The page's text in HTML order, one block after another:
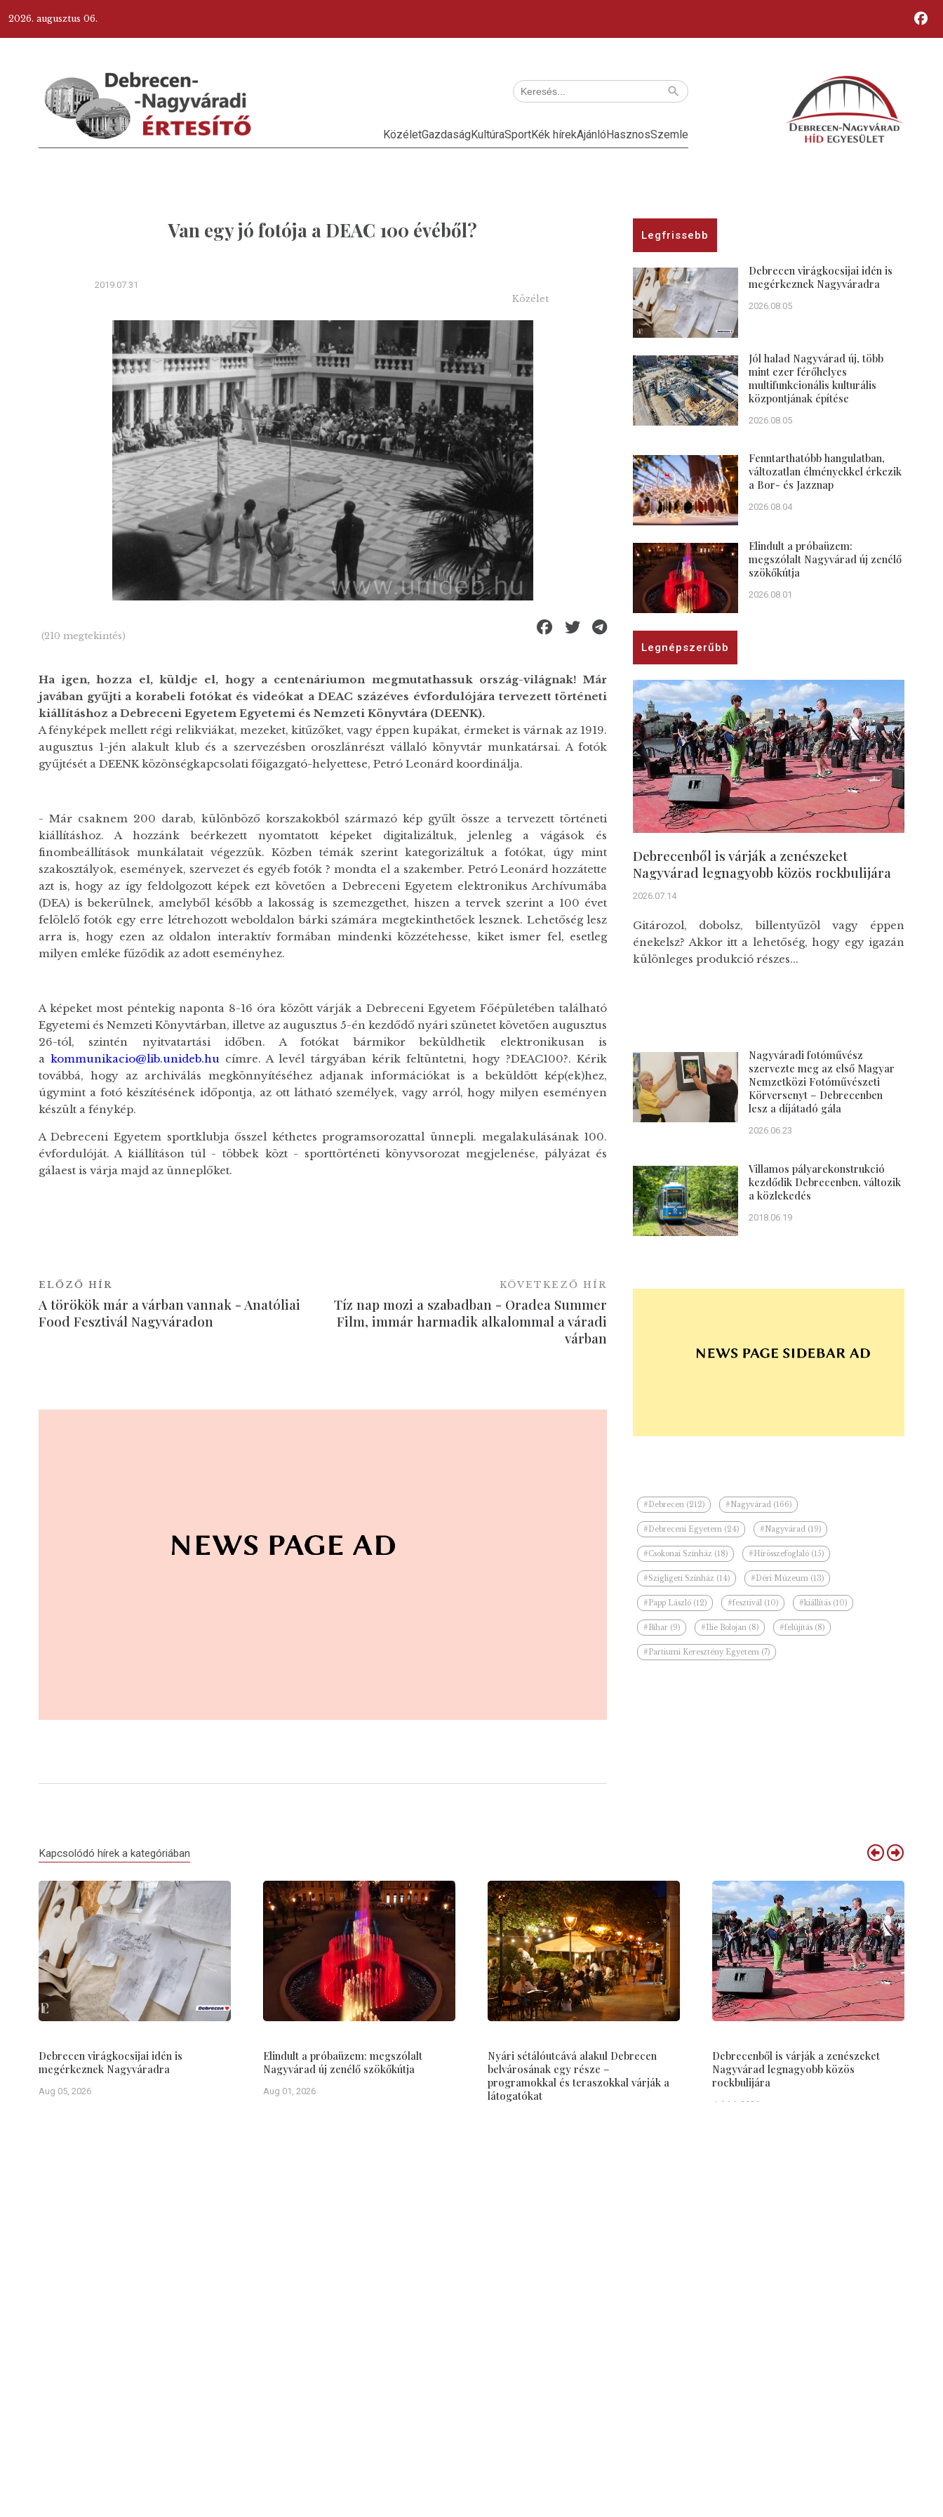
2026. augusztus 06.
KözéletGazdaságKultúraSportKék hírekAjánlóHasznosSzemle
Van egy jó fotója a DEAC 100 évéből?
2019.07.31
Közélet
(210 megtekintés)
Ha igen, hozza el, küldje el, hogy a centenáriumon megmutathassuk ország-világnak! Már
javában gyűjti a korabeli fotókat és videókat a DEAC százéves évfordulójára tervezett történeti
kiállításhoz a Debreceni Egyetem Egyetemi és Nemzeti Könyvtára (DEENK).
A fényképek mellett régi relikviákat, mezeket, kitűzőket, vagy éppen kupákat, érmeket is várnak az 1919.
augusztus 1-jén alakult klub és a szervezésben oroszlánrészt vállaló könyvtár munkatársai. A fotók
gyűjtését a DEENK közönségkapcsolati főigazgató-helyettese, Petró Leonárd koordinálja.
- Már csaknem 200 darab, különböző korszakokból származó kép gyűlt össze a tervezett történeti
kiállításhoz. A hozzánk beérkezett nyomtatott képeket digitalizáltuk, jelenleg a vágások és
finombeállítások munkálatait végezzük. Közben témák szerint kategorizáltuk a fotókat, úgy mint
szakosztályok, események, szervezet és egyéb fotók ? mondta el a szakember. Petró Leonárd hozzátette
azt is, hogy az így feldolgozott képek ezt követően a Debreceni Egyetem elektronikus Archívumába
(DEA) is bekerülnek, amelyből később a lakosság is szemezgethet, hiszen a tervek szerint a 100 évet
felölelő fotók egy erre létrehozott weboldalon bárki számára megtekinthetőek lesznek. Lehetőség lesz
arra is, hogy ezen az oldalon interaktív formában mindenki közzétehesse, kiket ismer fel, esetleg
milyen emléke fűződik az adott eseményhez.
A képeket most péntekig naponta 8-16 óra között várják a Debreceni Egyetem Főépületében található
Egyetemi és Nemzeti Könyvtárban, illetve az augusztus 5-én kezdődő nyári szünetet követően augusztus
26-tól, szintén nyitvatartási időben. A fotókat bármikor beküldhetik elektronikusan is
a kommunikacio@lib.unideb.hu címre. A levél tárgyában kérik feltüntetni, hogy ?DEAC100?. Kérik
továbbá, hogy az archiválás megkönnyítéséhez adjanak információkat is a beküldött kép(ek)hez,
úgymint a fotó készítésének időpontja, az ott látható személyek, vagy arról, hogy milyen eseményen
készült a fénykép.
A Debreceni Egyetem sportklubja ősszel kéthetes programsorozattal ünnepli. megalakulásának 100.
évfordulóját. A kiállításon túl - többek közt - sporttörténeti könyvsorozat megjelenése, pályázat és
gálaest is várja majd az ünneplőket.
ELŐZŐ HÍR
A törökök már a várban vannak - Anatóliai
Food Fesztivál Nagyváradon
KÖVETKEZŐ HÍR
Tíz nap mozi a szabadban - Oradea Summer
Film, immár harmadik alkalommal a váradi
várban
Legfrissebb
Debrecen virágkocsijai idén is
megérkeznek Nagyváradra
2026.08.05
Jól halad Nagyvárad új, több
mint ezer férőhelyes
multifunkcionális kulturális
központjának építése
2026.08.05
Fenntarthatóbb hangulatban,
változatlan élményekkel érkezik
a Bor- és Jazznap
2026.08.04
Elindult a próbaüzem:
megszólalt Nagyvárad új zenélő
szökőkútja
2026.08.01
Legnépszerűbb
Debrecenből is várják a zenészeket
Nagyvárad legnagyobb közös rockbulijára
2026.07.14
Gitározol, dobolsz, billentyűzöl vagy éppen
énekelsz? Akkor itt a lehetőség, hogy egy igazán
különleges produkció részes...
Nagyváradi fotóművész
szervezte meg az első Magyar
Nemzetközi Fotóművészeti
Körversenyt – Debrecenben
lesz a díjátadó gála
2026.06.23
Villamos pályarekonstrukció
kezdődik Debrecenben, változik
a közlekedés
2018.06.19
#Debrecen (212) #Nagyvárad (166)
#Debreceni Egyetem (24) #Nagyvárad (19)
#Csokonai Színház (18) #Hírösszefoglaló (15)
#Szigligeti Színház (14) #Déri Múzeum (13)
#Papp László (12) #fesztivál (10) #kiállítás (10)
#Bihar (9) #Ilie Bolojan (8) #felújítás (8)
#Partiumi Keresztény Egyetem (7)
Kapcsolódó hírek a kategóriában
Debrecen virágkocsijai idén is
megérkeznek Nagyváradra
Aug 05, 2026
Elindult a próbaüzem: megszólalt
Nagyvárad új zenélő szökőkútja
Aug 01, 2026
Nyári sétálóutcává alakul Debrecen
belvárosának egy része –
programokkal és teraszokkal várják a
látogatókat
Debrecenből is várják a zenészeket
Nagyvárad legnagyobb közös
rockbulijára
Jul 14, 2026